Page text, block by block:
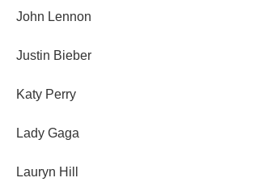
John Lennon
Justin Bieber
Katy Perry
Lady Gaga
Lauryn Hill